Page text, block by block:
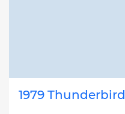
1979 Thunderbird